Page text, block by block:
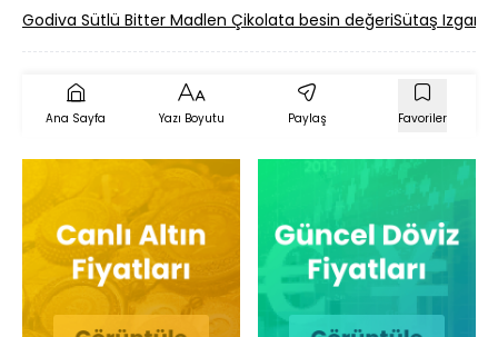
Godiva Sütlü Bitter Madlen Çikolata besin değeriSütaş
Ana Sayfa Yazı Boyutu Paylaş Favoriler